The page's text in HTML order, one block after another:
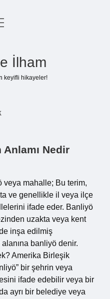
İlham
keyifli hikayeler!
Nedir
veya mahalle; Bu terim,
ve genellikle il veya ilçe
ifade eder. Banliyö
uzakta veya kent
inşa edilmiş
banliyö denir.
Amerika Birleşik
bir şehrin veya
ifade edebilir veya bir
ayrı bir belediye veya